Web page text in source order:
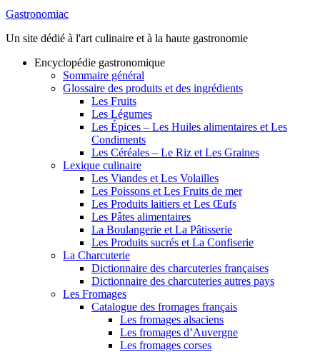
Gastronomiac
Un site dédié à l'art culinaire et à la haute gastronomie
Encyclopédie gastronomique
Sommaire général
Glossaire des produits et des ingrédients
Les Fruits
Les Légumes
Les Épices – Les Huiles alimentaires et Les
Condiments
Les Céréales – Le Riz et Les Graines
Lexique culinaire
Les Viandes et Les Volailles
Les Poissons et Les Fruits de mer
Les Produits laitiers et Les Œufs
Les Pâtes alimentaires
La Boulangerie et La Pâtisserie
Les Produits sucrés et La Confiserie
La Charcuterie
Dictionnaire des charcuteries françaises
Dictionnaire des charcuteries autres pays
Les Fromages
Catalogue des fromages français
Les fromages alsaciens
Les fromages d’Auvergne
Les fromages corses